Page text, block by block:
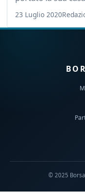
23 Luglio 2020
© 2025